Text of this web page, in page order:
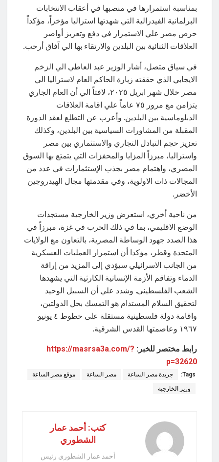
بمناسبة استمرارها في منصبها في أعقاب الانتخابات
البرلمانية الفيدرالية التي شهدتها استراليا مؤخراً، مؤكداً
حرص مصر علي الاستمرار في دفع وتعزيز أواصر
العلاقات الثنائية بين البلدين والارتقاء بها الي آفاق أرحب.
في سياق متصل، أشار الوزير عبد العاطي الي الزخم
الايجابي الذي حققته زيارة الحاكم العام لاستراليا الي
مصر خلال شهر ابريل ٢٠٢٥، لافتاً الي أن العام الجاري
يتزامن مع مرور ٧٥ عاماً علي اقامة العلاقات
الدبلوماسية بين البلدين. وأعرب عن التطلع لعقد الدورة
المقبلة من المشاورات السياسية بين البلدين، وكذلك
تعزيز حجم التبادل التجاري والاستثماري بين مصر
واستراليا، مبرزاً المزايا والمحفزات التي يتمتع بها السوق
المصري، واهتمام مصر بجذب الإستثمارات في عدد من
المجالات ذات الاولوية، وفي مقدمتها مجال الهيدروجين
الأخضر.
من ناحية أخري، استعرض وزير الخارجية مستجدات
الوضع الاقليمي، بما في ذلك الحرب في غزة، مبرزاً في
هذا الصدد جهود الوساطة المصرية، بالتعاون مع الولايات
المتحدة وقطر، مؤكدا أن استمرار العمليات العسكرية
من الجانب الاسرائيلي سيؤدي إلى المزيد من إراقة
الدماء وتفاقم الأزمة الإنسانية الكارثية التي يشهدها
الشعب الفلسطيني. وشدد علي أن السبيل الوحيد
لتحقيق السلام المستدام هو التمسك بحل الدولتين،
واقامة دولة فلسطينية مستقلة على خطوط ٤ يونيو
١٩٦٧ وعاصمتها القدس الشرقية.
رابط مختصر للخبر: https://masrsa3a.com/?
p=32620
Tags: جريدة مصر الساعة مصر الساعة موقع مصر الساعة
وزير الخارجية
كتب: أحمد عمار
الشطوري
أحمد عمار الشطوري رئيس